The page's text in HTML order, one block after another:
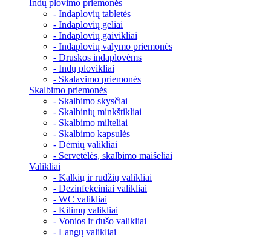
Indų plovimo priemonės
- Indaplovių tabletės
- Indaplovių geliai
- Indaplovių gaivikliai
- Indaplovių valymo priemonės
- Druskos indaplovėms
- Indų plovikliai
- Skalavimo priemonės
Skalbimo priemonės
- Skalbimo skysčiai
- Skalbinių minkštikliai
- Skalbimo milteliai
- Skalbimo kapsulės
- Dėmių valikliai
- Servetėlės, skalbimo maišeliai
Valikliai
- Kalkių ir rudžių valikliai
- Dezinfekciniai valikliai
- WC valikliai
- Kilimų valikliai
- Vonios ir dušo valikliai
- Langų valikliai